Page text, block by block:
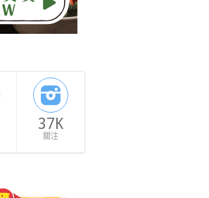
37K
關注